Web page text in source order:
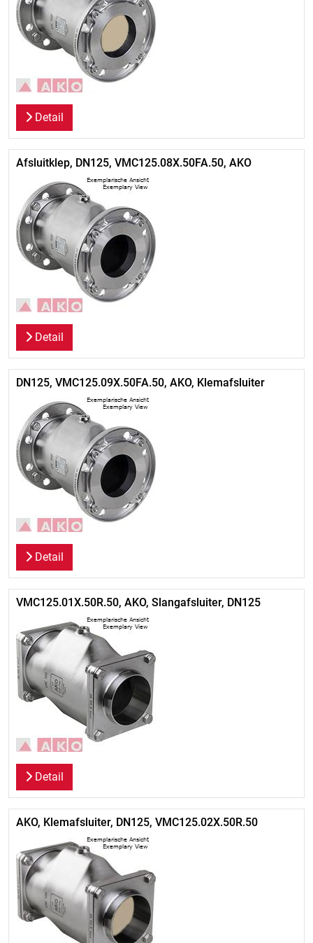
Detail
Afsluitklep, DN125, VMC125.08X.50FA.50, AKO
Detail
DN125, VMC125.09X.50FA.50, AKO, Klemafsluiter
Detail
VMC125.01X.50R.50, AKO, Slangafsluiter, DN125
Detail
AKO, Klemafsluiter, DN125, VMC125.02X.50R.50